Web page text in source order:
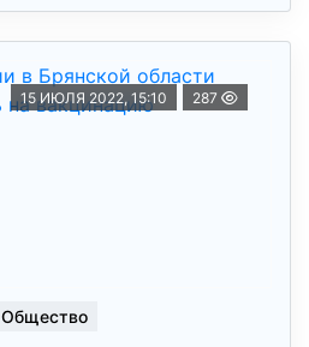
15 ИЮЛЯ 2022, 15:10 287
Общество